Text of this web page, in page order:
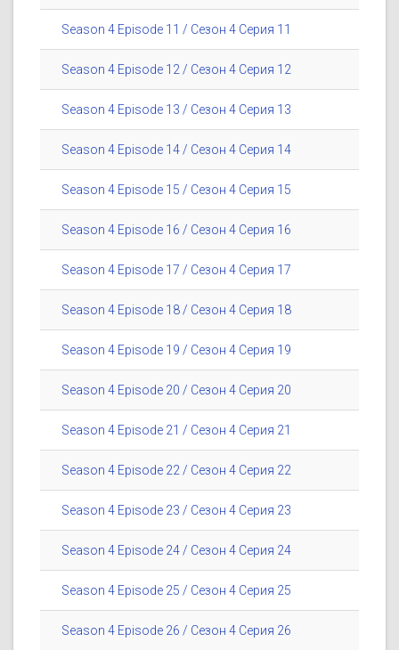
Season 4 Episode 11 / Сезон 4 Серия 11
Season 4 Episode 12 / Сезон 4 Серия 12
Season 4 Episode 13 / Сезон 4 Серия 13
Season 4 Episode 14 / Сезон 4 Серия 14
Season 4 Episode 15 / Сезон 4 Серия 15
Season 4 Episode 16 / Сезон 4 Серия 16
Season 4 Episode 17 / Сезон 4 Серия 17
Season 4 Episode 18 / Сезон 4 Серия 18
Season 4 Episode 19 / Сезон 4 Серия 19
Season 4 Episode 20 / Сезон 4 Серия 20
Season 4 Episode 21 / Сезон 4 Серия 21
Season 4 Episode 22 / Сезон 4 Серия 22
Season 4 Episode 23 / Сезон 4 Серия 23
Season 4 Episode 24 / Сезон 4 Серия 24
Season 4 Episode 25 / Сезон 4 Серия 25
Season 4 Episode 26 / Сезон 4 Серия 26